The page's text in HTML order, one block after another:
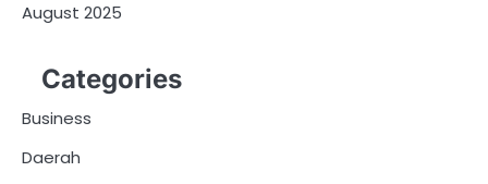
August 2025
Categories
Business
Daerah